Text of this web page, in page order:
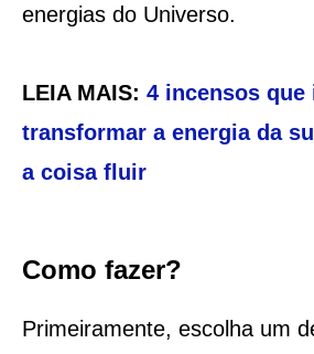
energias do Universo.
LEIA MAIS: 4 incensos que
transformar a energia da
a coisa fluir
Como fazer?
Primeiramente, escolha um